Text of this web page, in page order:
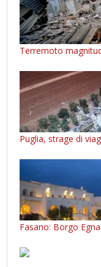
Terremoto
Puglia, strage di
Fasano: Borgo